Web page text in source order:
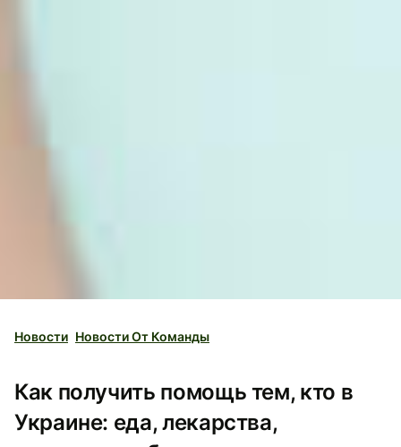
Новости Новости От Команды
Как получить помощь тем, кто в
Украине: еда, лекарства,